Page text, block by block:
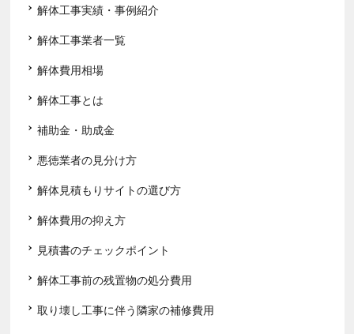
解体工事実績・事例紹介
解体工事業者一覧
解体費用相場
解体工事とは
補助金・助成金
悪徳業者の見分け方
解体見積もりサイトの選び方
解体費用の抑え方
見積書のチェックポイント
解体工事前の残置物の処分費用
取り壊し工事に伴う隣家の補修費用